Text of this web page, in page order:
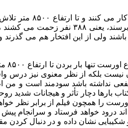
شوخی نیست که
برای اینکه فقط دونفر به قله
ولی از این افتخار هم می گذرند
نیست بلکه از نظر معنوی نیز درس
نداشته باشد سودمند است و من
بارها دچار تأثر و هیجانات شدید
را همچون فیلم از برابر نظر
درود خواهد فرستاد و سرانجام
نشان داده و در دنبال کردن